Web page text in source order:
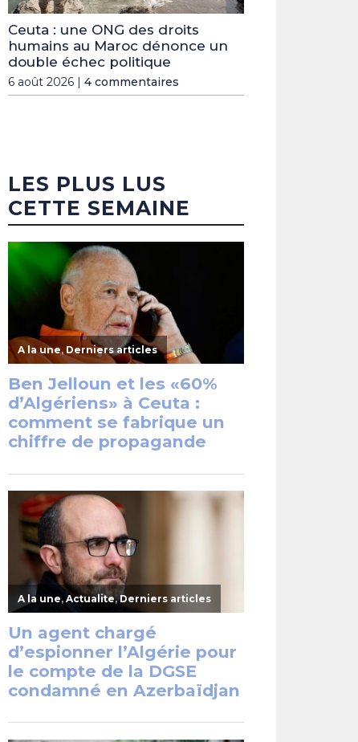
Ceuta : une ONG des droits
humains au Maroc dénonce un
double échec politique
6 août 2026 | 4 commentaires
LES PLUS LUS
CETTE SEMAINE